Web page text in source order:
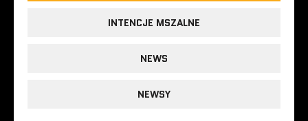
INTENCJE MSZALNE
NEWS
NEWSY